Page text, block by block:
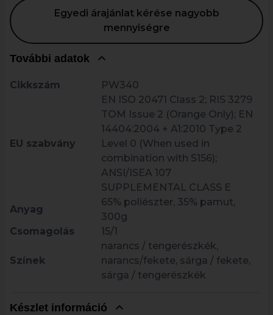
Egyedi árajánlat kérése nagyobb
mennyiségre
További adatok
Cikkszám PW340
EU szabvány
EN ISO 20471 Class 2; RIS 3279
TOM Issue 2 (Orange Only); EN
14404:2004 + A1:2010 Type 2
Level 0 (When used in
combination with S156);
ANSI/ISEA 107
SUPPLEMENTAL CLASS E
Anyag
65% poliészter, 35% pamut,
300g
Csomagolás
15/1
Színek
narancs / tengerészkék,
narancs/fekete, sárga / fekete,
sárga / tengerészkék
Készlet információ